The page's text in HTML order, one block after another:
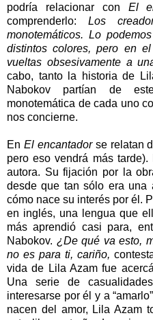
podría relacionar con El
comprenderlo: Los
monotemáticos. Lo
distintos colores, pero en
vueltas obsesivamente a
cabo, tanto la historia de
Nabokov partían de
monotemática de cada uno
nos concierne.
En El encantadorse relatan
pero eso vendrá más
autora. Su fijación por la
desde que tan sólo era una
cómo nace su interés por él.
en inglés, una lengua que
más aprendió casi para,
Nabokov. ¿De qué va esto,
no es para ti, cariño,
vida de Lila Azam fue
Una serie de
interesarse por él y a
nacen del amor, Lila Azam